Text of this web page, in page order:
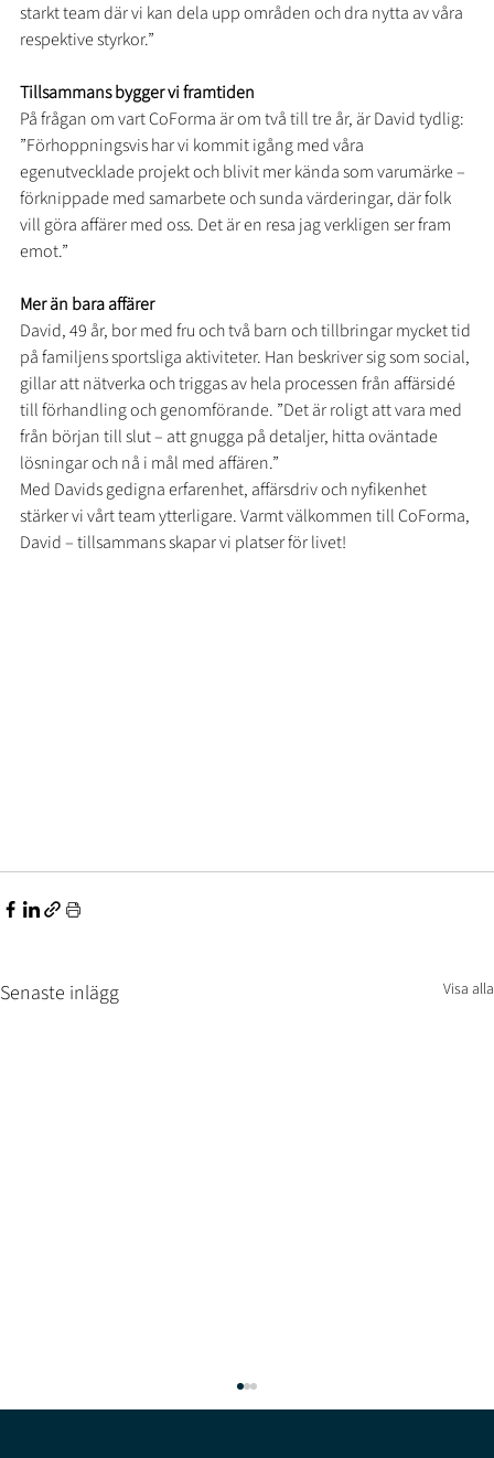
starkt team där vi kan dela upp områden och dra nytta av våra
respektive styrkor.”
Tillsammans bygger vi framtiden
På frågan om vart CoForma är om två till tre år, är David tydlig:
”Förhoppningsvis har vi kommit igång med våra
egenutvecklade projekt och blivit mer kända som varumärke –
förknippade med samarbete och sunda värderingar, där folk
vill göra affärer med oss. Det är en resa jag verkligen ser fram
emot.”
Mer än bara affärer
David, 49 år, bor med fru och två barn och tillbringar mycket tid
på familjens sportsliga aktiviteter. Han beskriver sig som social,
gillar att nätverka och triggas av hela processen från affärsidé
till förhandling och genomförande. ”Det är roligt att vara med
från början till slut – att gnugga på detaljer, hitta oväntade
lösningar och nå i mål med affären.”
Med Davids gedigna erfarenhet, affärsdriv och nyfikenhet
stärker vi vårt team ytterligare. Varmt välkommen till CoForma,
David – tillsammans skapar vi platser för livet!
Senaste inlägg Visa alla